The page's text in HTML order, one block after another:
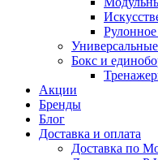
Бокс и
Акции
Бренды
Блог
Доставка и оплата
Доставка по